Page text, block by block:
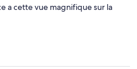
a cette vue magnifique sur la